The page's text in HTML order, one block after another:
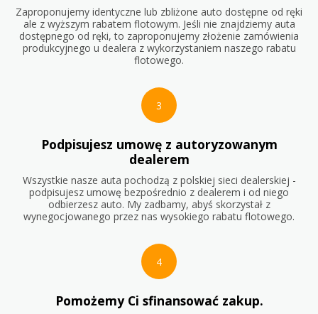
Zaproponujemy identyczne lub zbliżone auto dostępne od ręki
ale z wyższym rabatem flotowym. Jeśli nie znajdziemy auta
dostępnego od ręki, to zaproponujemy złożenie zamówienia
produkcyjnego u dealera z wykorzystaniem naszego rabatu
flotowego.
3
Podpisujesz umowę z autoryzowanym
dealerem
Wszystkie nasze auta pochodzą z polskiej sieci dealerskiej -
podpisujesz umowę bezpośrednio z dealerem i od niego
odbierzesz auto. My zadbamy, abyś skorzystał z
wynegocjowanego przez nas wysokiego rabatu flotowego.
4
Pomożemy Ci sfinansować zakup.